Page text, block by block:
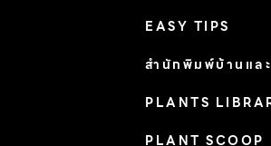
EASY TIPS
สำนักพิมพ์บ้านแล
PLANTS
PLANT SCOOP